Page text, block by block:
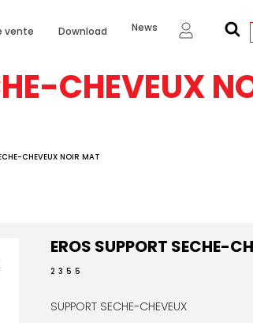
vente Download News
CHEVEUX
CHEVEUX NOIR MAT
EROS SUPPORT SECHE-
2355
SUPPORT SECHE-CHEVEUX